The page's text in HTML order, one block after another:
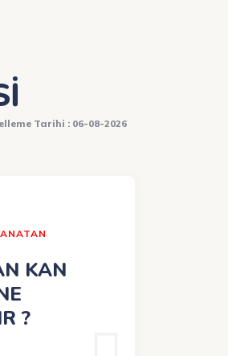
Tarihi : 06-08-2026
KAN
?